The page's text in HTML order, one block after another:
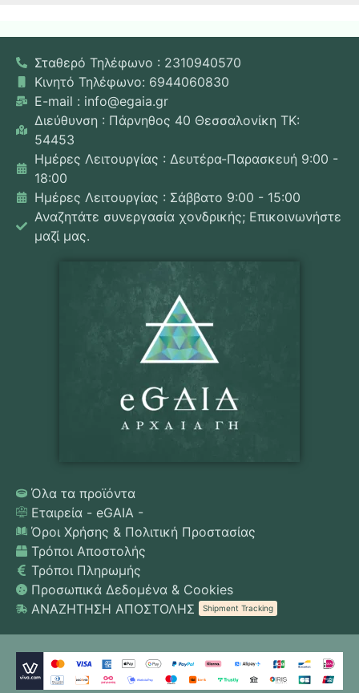
Σταθερό Τηλέφωνο : 2310940570
Κινητό Τηλέφωνο: 6944060830
E-mail : info@egaia.gr
Διεύθυνση : Πάρνηθος 40 Θεσσαλονίκη ΤΚ:
54453
Ημέρες Λειτουργίας : Δευτέρα-Παρασκευή 9:00 -
18:00
Ημέρες Λειτουργίας : Σάββατο 9:00 - 15:00
Αναζητάτε συνεργασία χονδρικής; Επικοινωνήστε
μαζί μας.
Όλα τα προϊόντα
Εταιρεία - eGAIA -
Όροι Χρήσης & Πολιτική Προστασίας
Τρόποι Αποστολής
Τρόποι Πληρωμής
Προσωπικά Δεδομένα & Cookies
ΑΝΑΖΗΤΗΣΗ ΑΠΟΣΤΟΛΗΣ
Shipment Tracking